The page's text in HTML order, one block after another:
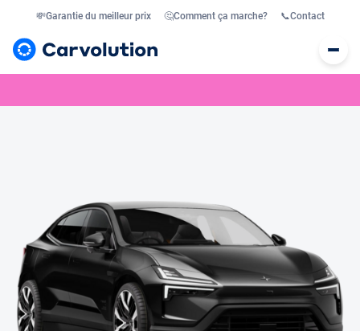
💸Garantie du meilleur prix 🤔Comment ça marche? 📞Contact